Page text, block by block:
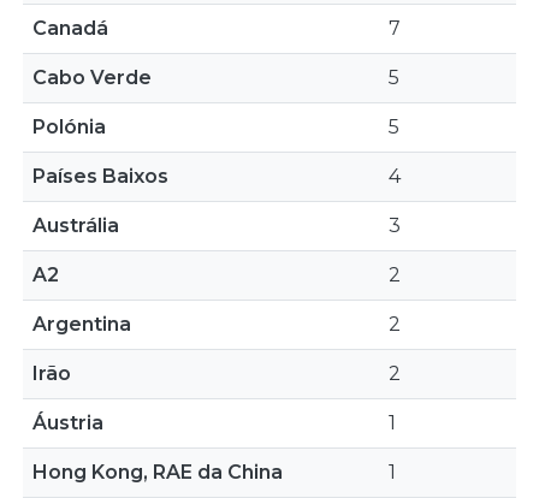
Canadá 7
Cabo Verde 5
Polónia 5
Países Baixos 4
Austrália 3
A2 2
Argentina 2
Irão 2
Áustria 1
Hong Kong, RAE da China 1